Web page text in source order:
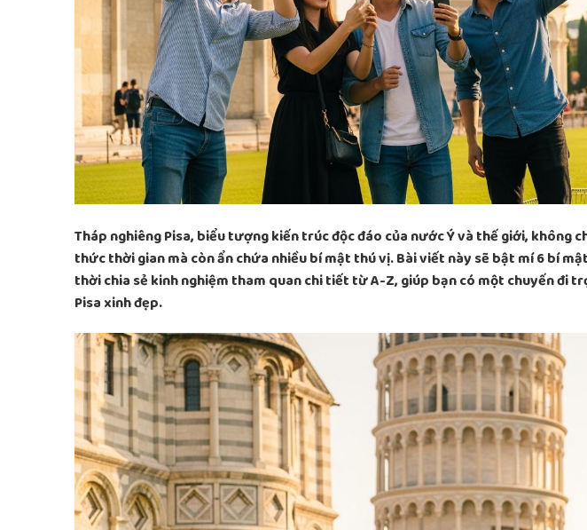
Tháp nghiêng Pisa, biểu tượng kiến trúc độc đáo của nước Ý và thế giới, không
thức thời gian mà còn ẩn chứa nhiều bí mật thú vị. Bài viết này sẽ bật mí 6 bí
thời chia sẻ kinh nghiệm tham quan chi tiết từ A-Z, giúp bạn có một chuyến đi
Pisa xinh đẹp.